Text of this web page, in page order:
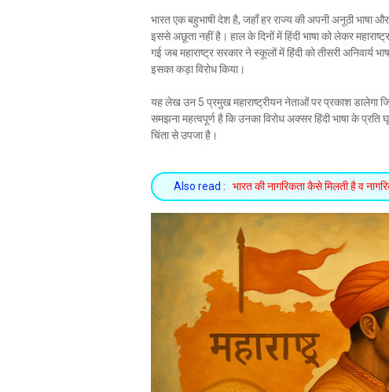
भारत एक बहुभाषी देश है, जहाँ हर राज्य की अपनी अनूठी भाषा
इससे अछूता नहीं है। हाल के दिनों में हिंदी भाषा को लेकर
गई जब महाराष्ट्र सरकार ने स्कूलों में हिंदी को तीसरी
इसका कड़ा विरोध किया।
यह लेख उन 5 प्रमुख महाराष्ट्रीयन नेताओं पर प्रकाश डालेगा
समझना महत्वपूर्ण है कि उनका विरोध अक्सर हिंदी भाषा के
चिंता से उपजा है।
Also read : भारत की नागरिकता कैसे मिलती है व